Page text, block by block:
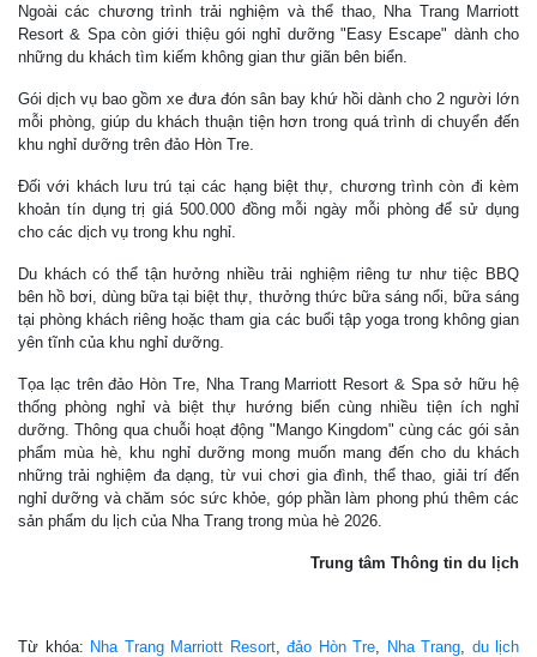
Ngoài các chương trình trải nghiệm và thể thao, Nha Trang Marriott
Resort & Spa còn giới thiệu gói nghỉ dưỡng "Easy Escape" dành cho
những du khách tìm kiếm không gian thư giãn bên biển.
Gói dịch vụ bao gồm xe đưa đón sân bay khứ hồi dành cho 2 người lớn
mỗi phòng, giúp du khách thuận tiện hơn trong quá trình di chuyển đến
khu nghỉ dưỡng trên đảo Hòn Tre.
Đối với khách lưu trú tại các hạng biệt thự, chương trình còn đi kèm
khoản tín dụng trị giá 500.000 đồng mỗi ngày mỗi phòng để sử dụng
cho các dịch vụ trong khu nghỉ.
Du khách có thể tận hưởng nhiều trải nghiệm riêng tư như tiệc BBQ
bên hồ bơi, dùng bữa tại biệt thự, thưởng thức bữa sáng nổi, bữa sáng
tại phòng khách riêng hoặc tham gia các buổi tập yoga trong không gian
yên tĩnh của khu nghỉ dưỡng.
Tọa lạc trên đảo Hòn Tre, Nha Trang Marriott Resort & Spa sở hữu hệ
thống phòng nghỉ và biệt thự hướng biển cùng nhiều tiện ích nghỉ
dưỡng. Thông qua chuỗi hoạt động "Mango Kingdom" cùng các gói sản
phẩm mùa hè, khu nghỉ dưỡng mong muốn mang đến cho du khách
những trải nghiệm đa dạng, từ vui chơi gia đình, thể thao, giải trí đến
nghỉ dưỡng và chăm sóc sức khỏe, góp phần làm phong phú thêm các
sản phẩm du lịch của Nha Trang trong mùa hè 2026.
Trung tâm Thông tin du lịch
Từ khóa: Nha Trang Marriott Resort, đảo Hòn Tre Nha Trang
du lịch